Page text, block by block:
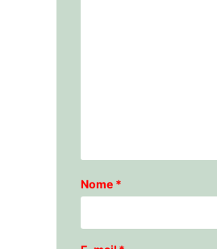
Nome *